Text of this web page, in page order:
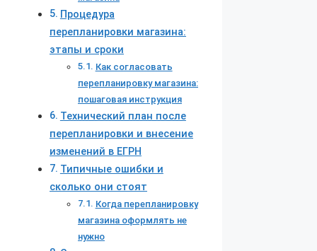
Процедура
перепланировки магазина:
этапы и сроки
Как согласовать
перепланировку магазина:
пошаговая инструкция
Технический план после
перепланировки и внесение
изменений в ЕГРН
Типичные ошибки и
сколько они стоят
Когда перепланировку
магазина оформлять не
нужно